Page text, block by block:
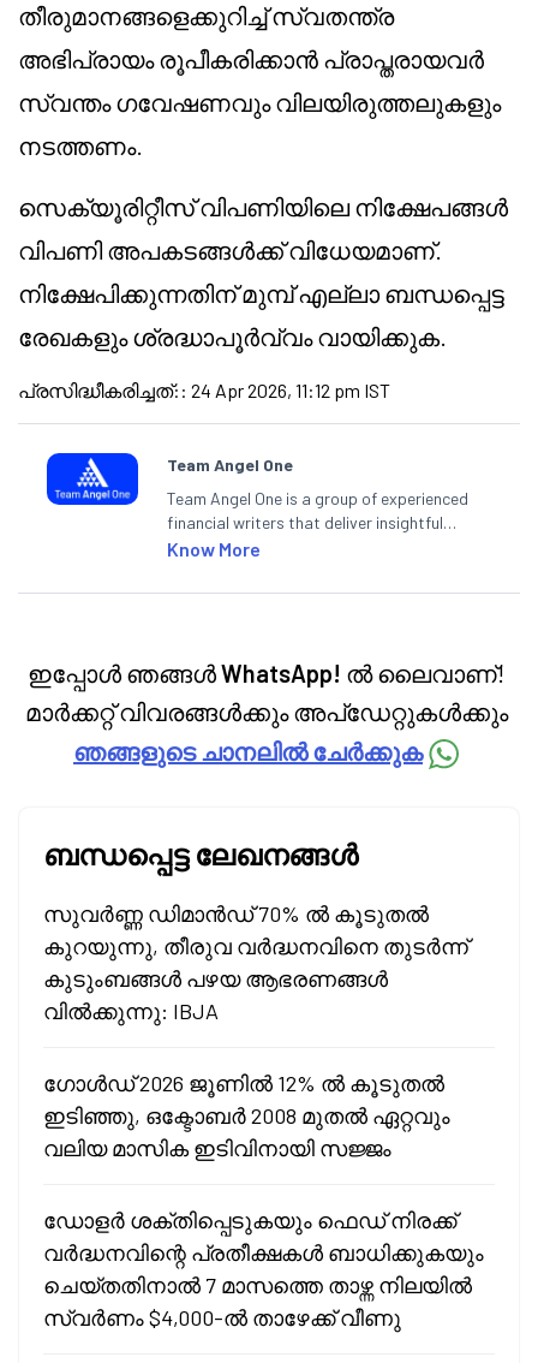
തീരുമാനങ്ങളെക്കുറിച്ച് സ്വതന്ത്ര
അഭിപ്രായം രൂപീകരിക്കാൻ പ്രാപ്തരായവർ
സ്വന്തം ഗവേഷണവും വിലയിരുത്തലുകളും
നടത്തണം.
സെക്യൂരിറ്റീസ് വിപണിയിലെ നിക്ഷേപങ്ങൾ
വിപണി അപകടങ്ങൾക്ക് വിധേയമാണ്.
നിക്ഷേപിക്കുന്നതിന് മുമ്പ് എല്ലാ ബന്ധപ്പെട്ട
രേഖകളും ശ്രദ്ധാപൂർവ്വം വായിക്കുക.
പ്രസിദ്ധീകരിച്ചത്: : 24 Apr 2026, 11:12 pm IST
Team Angel One
Team Angel One is a group of experienced
financial writers that deliver insightful
articles on the stock market, IPO, economy,
categories.
Know More
ഇപ്പോൾ ഞങ്ങൾWhatsApp! ൽ ലൈവാണ്!
മാർക്കറ്റ് വിവരങ്ങൾക്കും അപ്‌ഡേറ്റുകൾക്കും
ഞങ്ങളുടെ ചാനലിൽ ചേർക്കുക
ബന്ധപ്പെട്ട ലേഖനങ്ങൾ
സുവർണ്ണ ഡിമാൻഡ് 70% ൽ കൂടുതൽ
കുറയുന്നു, തീരുവ വർദ്ധനവിനെ തുടർന്ന്
കുടുംബങ്ങൾ പഴയ ആഭരണങ്ങൾ
വിൽക്കുന്നു: IBJA
ഗോൾഡ് 2026 ജൂണിൽ 12% ൽ കൂടുതൽ
ഇടിഞ്ഞു, ഒക്ടോബർ 2008 മുതൽ ഏറ്റവും
വലിയ മാസിക ഇടിവിനായി സജ്ജം
ഡോളർ ശക്തിപ്പെടുകയും ഫെഡ് നിരക്ക്
വർദ്ധനവിന്റെ പ്രതീക്ഷകൾ ബാധിക്കുകയും
ചെയ്തതിനാൽ 7 മാസത്തെ താഴ്ന്ന നിലയിൽ
സ്വർണം $4,000-ൽ താഴേക്ക് വീണു